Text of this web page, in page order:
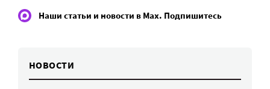
Наши статьи и новости в Max. Подпишитесь
НОВОСТИ